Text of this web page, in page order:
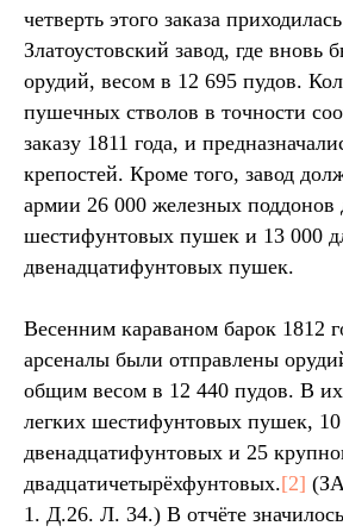
четверть этого заказа
Златоустовский завод, где вновь
орудий, весом в 12 695 пудов.
пушечных стволов в точности
заказу 1811 года, и
крепостей. Кроме того, завод
армии 26 000 железных поддонов
шестифунтовых пушек и 13 000
двенадцатифунтовых пушек.
Весенним караваном барок 1812
арсеналы были отправлены
общим весом в 12 440 пудов. В
легких шестифунтовых пушек, 10
двенадцатифунтовых и 25
двадцатичетырёхфунтовых.[2]
1. Д.26. Л. 34.) В отчёте